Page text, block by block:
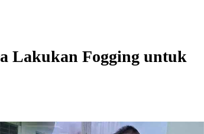
Lakukan Fogging untuk